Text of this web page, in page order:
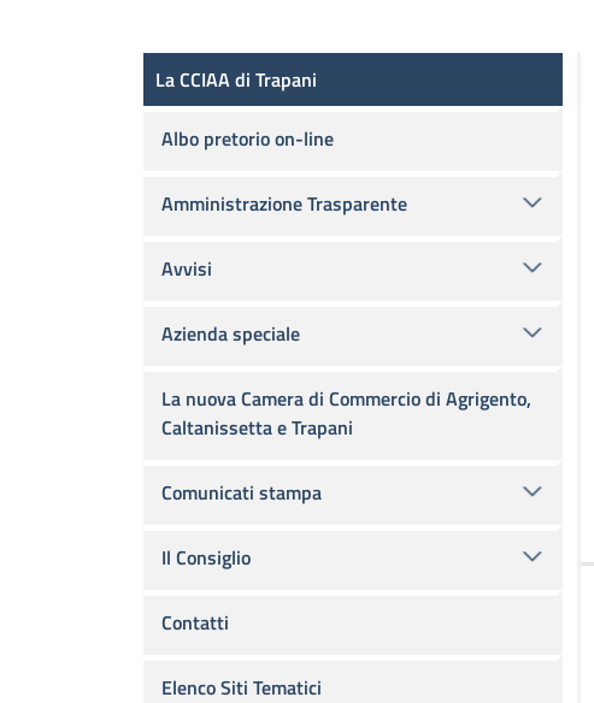
La CCIAA di Trapani
La CCIAA di Trapani
Albo pretorio on-line
Amministrazione Trasparente
Avvisi
Azienda speciale
La nuova Camera di Commercio di Agrigento,
Caltanissetta e Trapani
Comunicati stampa
Il Consiglio
Contatti
Elenco Siti Tematici